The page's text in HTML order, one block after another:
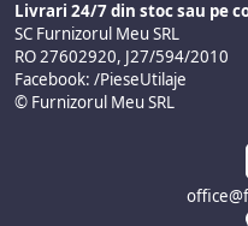
Livrari 24/7 din stoc sau pe
SC Furnizorul Meu SRL
RO 27602920, J27/594/2010
Facebook: /PieseUtilaje
© Furnizorul Meu SRL